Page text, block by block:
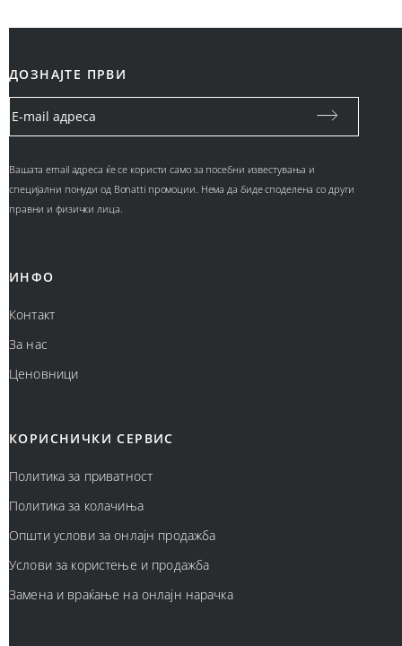
ДОЗНАЈТЕ ПРВИ
Вашата email адреса ќе се користи само за посебни известувања и
специјални понуди од Bonatti промоции. Нема да биде споделена со други
правни и физички лица.
ИНФО
Контакт
За нас
Ценовници
КОРИСНИЧКИ СЕРВИС
Политика за приватност
Политика за колачиња
Општи услови за онлајн продажба
Услови за користење и продажба
Замена и враќање на онлајн нарачка